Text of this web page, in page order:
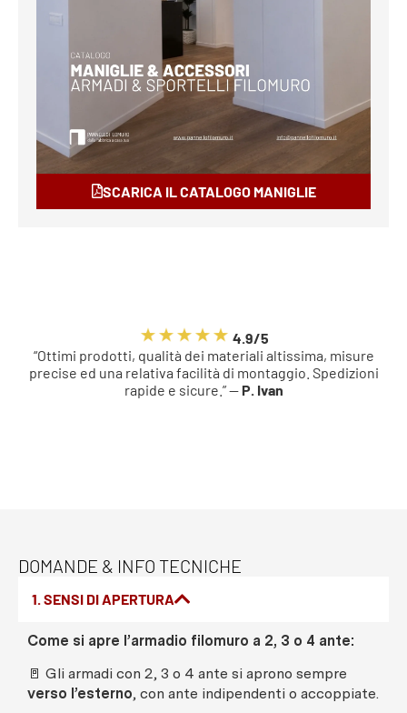
SCARICA IL CATALOGO MANIGLIE
4.9/5
“Ottimi prodotti, qualità dei materiali altissima, misure
precise ed una relativa facilità di montaggio. Spedizioni
rapide e sicure.” — P. Ivan
DOMANDE & INFO TECNICHE
1. SENSI DI APERTURA
Come si apre l’armadio filomuro a 2, 3 o 4 ante:
🚪 Gli armadi con 2, 3 o 4 ante si aprono sempre
verso l’esterno, con ante indipendenti o accoppiate.